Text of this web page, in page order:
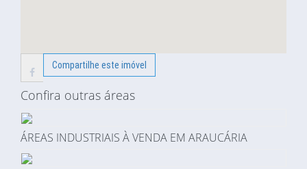
Compartilhe este imóvel
Confira outras áreas
ÁREAS INDUSTRIAIS À VENDA EM ARAUCÁRIA